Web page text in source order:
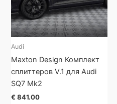
Audi
Maxton Design Комплект
сплиттеров V.1 для Audi
SQ7 Mk2
€ 841.00